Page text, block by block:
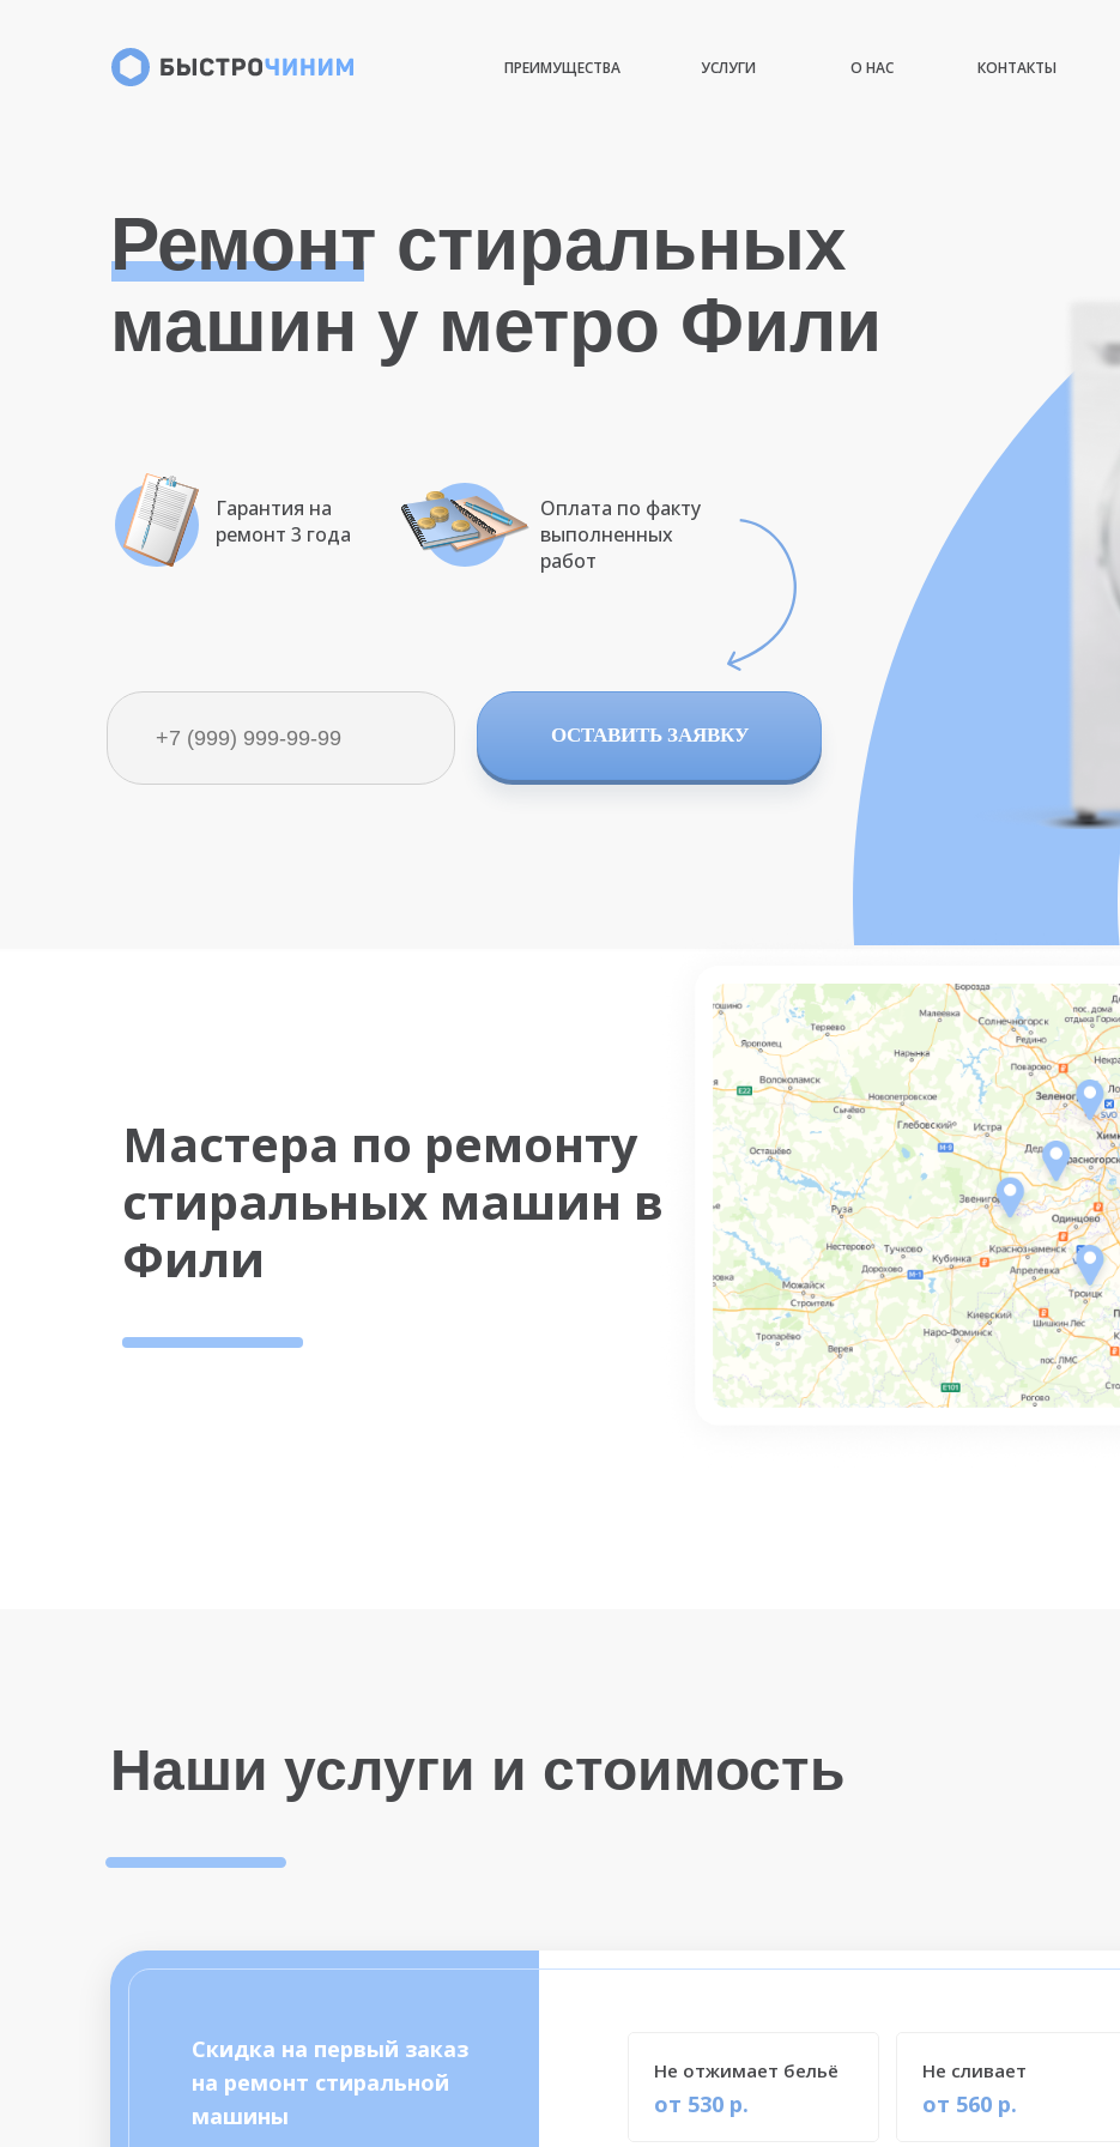
Ремонт стиральных
машин у метро Фили
Гарантия на
ремонт 3 года
Оплата по факту
выполненных
работ
ОСТАВИТЬ ЗАЯВКУ
О НАС
ПРЕИМУЩЕСТВА УСЛУГИ КОНТАКТЫ
Мастера по ремонту
стиральных машин в
Фили
Наши услуги и стоимость
Скидка на первый заказ
на ремонт стиральной
машины
от 530 р.
Не отжимает бельё
от 560 р.
Не сливает